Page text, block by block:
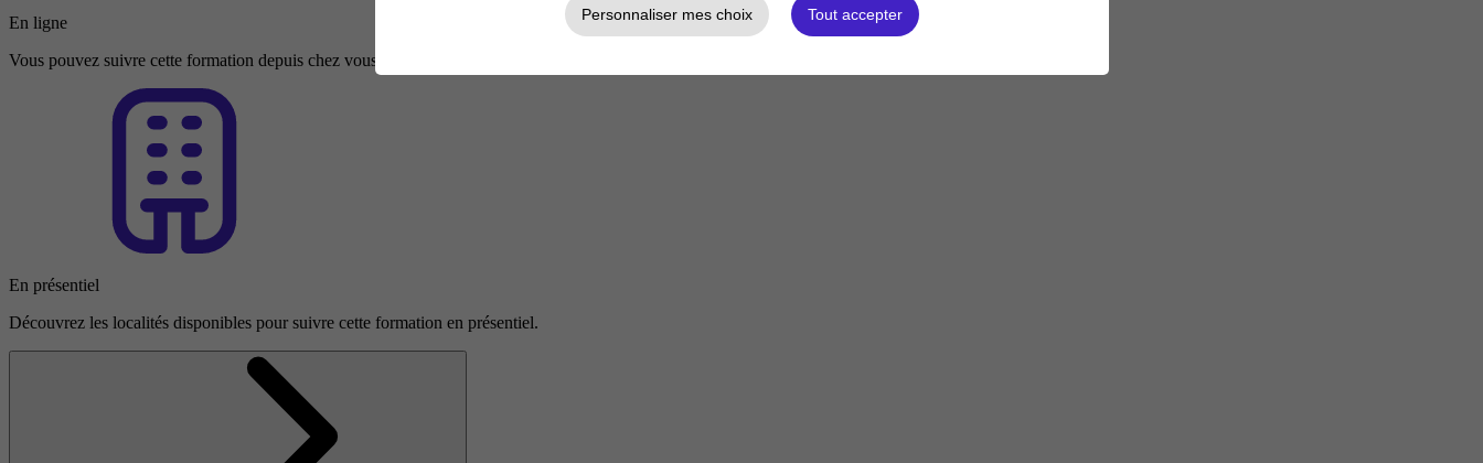
En ligne
Vous pouvez suivre cette formation depuis chez vous ou depuis n’importe quel endroit à distance.
En présentiel
Découvrez les localités disponibles pour suivre cette formation en présentiel.
Personnaliser mes choix Tout accepter